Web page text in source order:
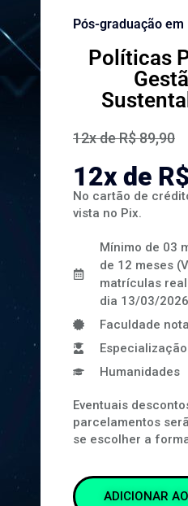
Pós-graduação em
Políticas
12x de R$ 89,90
12x de R$
No cartão de
vista no Pix.
Mínimo de 03
de 12 meses
matrículas
dia 13/03/
Faculdade
Especialização
Humanidades
Eventuais
parcelamentos
se escolher a
ADICIONAR